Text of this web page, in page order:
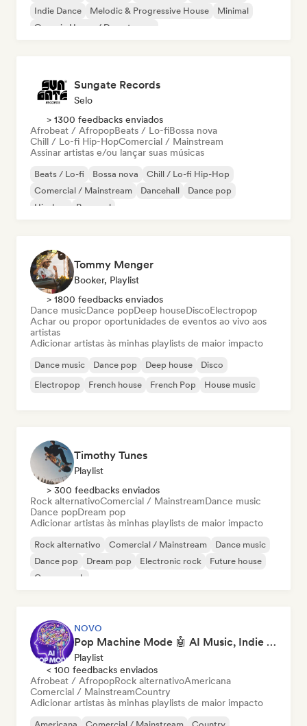
Indie Dance
Melodic & Progressive House
Minimal
Organic House / Downtempo
Sungate Records
Selo
> 1300 feedbacks enviados
Afrobeat / AfropopBeats / Lo-fiBossa nova
Chill / Lo-fi Hip-HopComercial / Mainstream
Assinar artistas e/ou lançar suas músicas
Beats / Lo-fi Bossa nova
Chill / Lo-fi Hip-Hop
Comercial / Mainstream
Dancehall
Dance pop
Hip-hop
Pop soul
Tommy Menger
Booker, Playlist
> 1800 feedbacks enviados
Dance musicDance popDeep houseDiscoElectropop
Achar ou propor oportunidades de eventos ao vivo aos
artistas
Adicionar artistas às minhas playlists de maior impacto
Dance music Dance pop Deep house
Disco
Electropop
French house French Pop House music
Timothy Tunes
Playlist
> 300 feedbacks enviados
Rock alternativoComercial / MainstreamDance music
Dance popDream pop
Adicionar artistas às minhas playlists de maior impacto
Rock alternativo Comercial / Mainstream
Dance music
Dance pop
Dream pop Electronic rock
Future house
Garage rock
NOVO
Pop Machine Mode 🤖 AI Music, Indie Pop & Dream Pop
Playlist
< 100 feedbacks enviados
Afrobeat / AfropopRock alternativoAmericana
Comercial / MainstreamCountry
Adicionar artistas às minhas playlists de maior impacto